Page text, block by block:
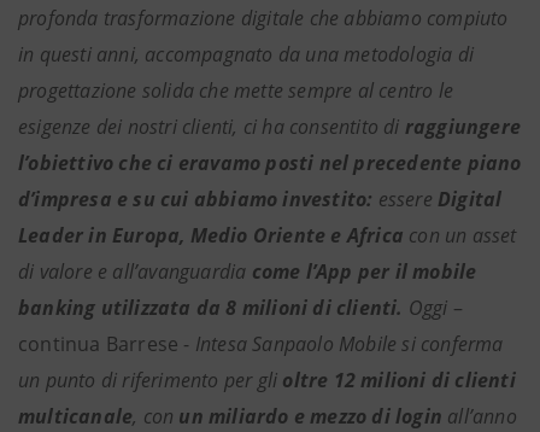
profonda trasformazione digitale che abbiamo compiuto
in questi anni, accompagnato da una metodologia di
progettazione solida che mette sempre al centro le
esigenze dei nostri clienti, ci ha consentito di raggiungere
l’obiettivo che ci eravamo posti nel precedente piano
d’impresa e su cui abbiamo investito: essere Digital
Leader in Europa, Medio Oriente e Africa con un asset
di valore e all’avanguardia come l’App per il mobile
banking utilizzata da 8 milioni di clienti. Oggi –
continua Barrese - Intesa Sanpaolo Mobile si conferma
un punto di riferimento per gli oltre 12 milioni di clienti
multicanale, con un miliardo e mezzo di login all’anno